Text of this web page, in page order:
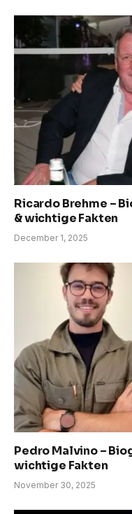
Ricardo Brehme –
& wichtige Fakten
December 1, 2025
Pedro Malvino –
wichtige Fakten
November 30, 2025